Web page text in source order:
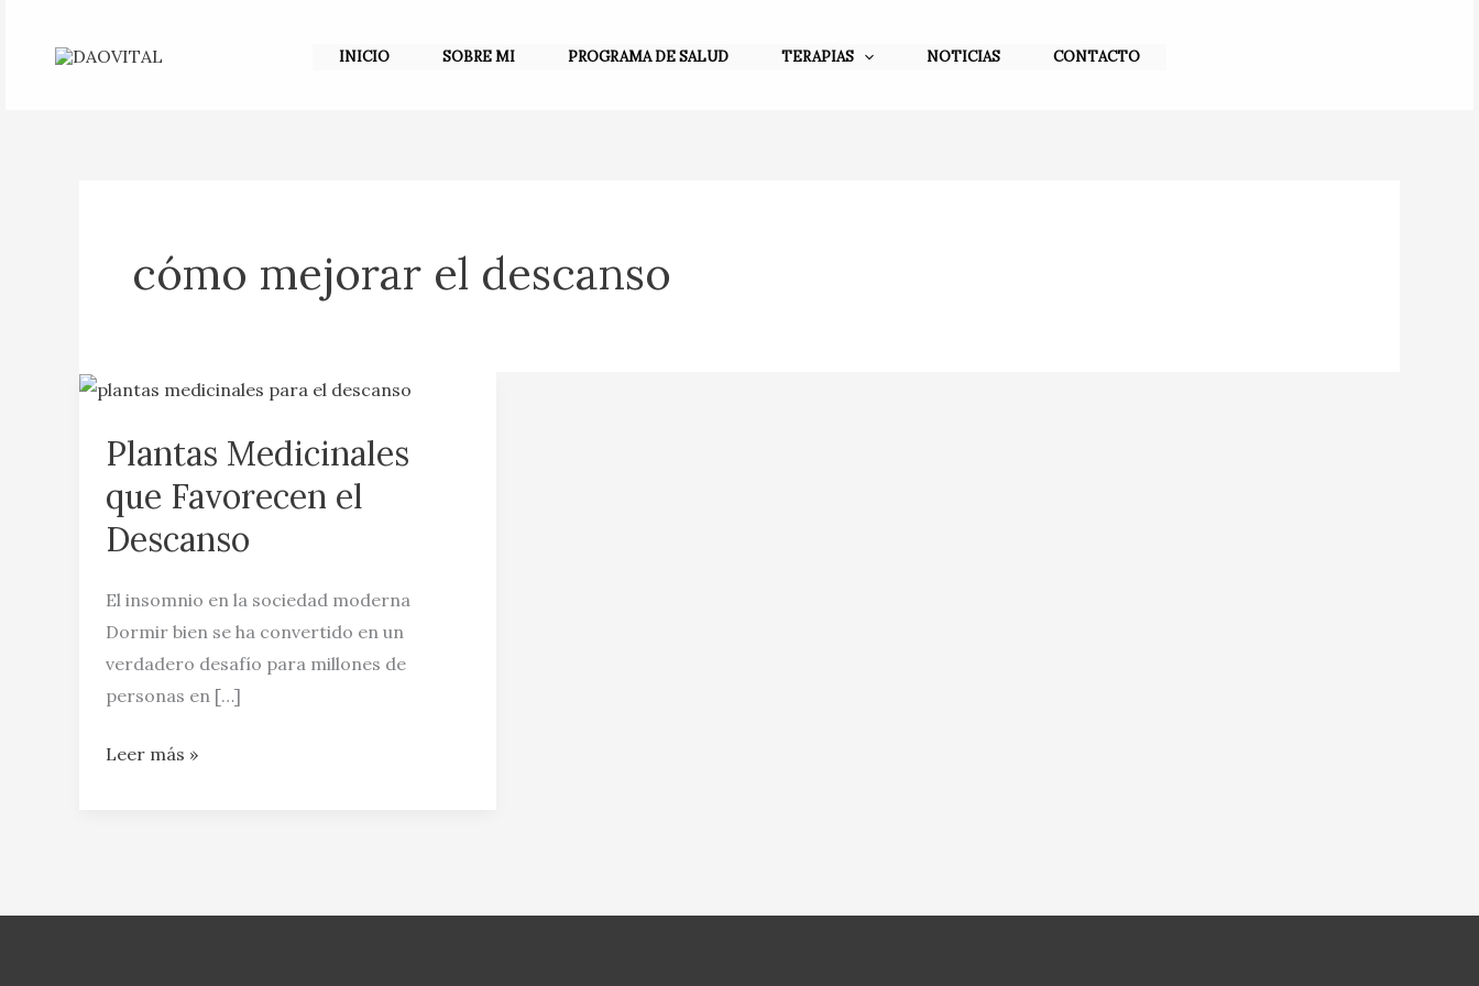
INICIO SOBRE MI PROGRAMA DE SALUD TERAPIAS NOTICIAS CONTACTO
cómo mejorar el descanso
Plantas Medicinales
que Favorecen el
Descanso
El insomnio en la sociedad moderna
Dormir bien se ha convertido en un
verdadero desafío para millones de
personas en […]
Plantas
que
Favorecen
el
Descanso
Leer más »